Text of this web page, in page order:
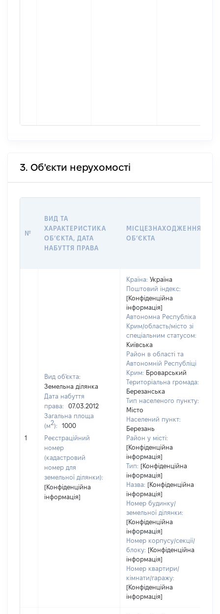
3. Об'єкти нерухомості
№
ВИД ТА
ХАРАКТЕРИСТИКА
ОБʼЄКТА, ДАТА
НАБУТТЯ ПРАВА
МІСЦЕЗНАХОДЖЕННЯ
ОБʼЄКТА
1
Вид об'єкта:
Земельна ділянка
Дата набуття
права:
07.03.2012
Загальна площа
(м2):
1000
Реєстраційний
номер
(кадастровий
номер для
земельної ділянки):
[Конфіденційна
інформація]
Країна: Україна
Поштовий індекс:
[Конфіденційна
інформація]
Автономна Республіка
Крим/область/місто зі
спеціальним статусом:
Київська
Район в області та
Автономній Республіці
Крим: Броварський
Територіальна громада:
Березанська
Тип населеного пункту:
Місто
Населений пункт:
Березань
Район у місті:
[Конфіденційна
інформація]
Тип: [Конфіденційна
інформація]
Назва: [Конфіденційна
інформація]
Номер будинку/
земельної ділянки:
[Конфіденційна
інформація]
Номер корпусу/секції/
блоку: [Конфіденційна
інформація]
Номер квартири/
кімнати/гаражу:
[Конфіденційна
інформація]